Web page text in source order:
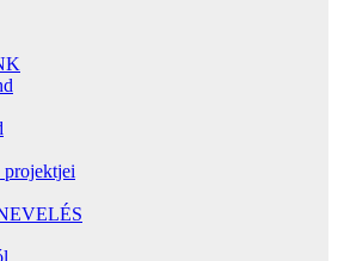
projektjei